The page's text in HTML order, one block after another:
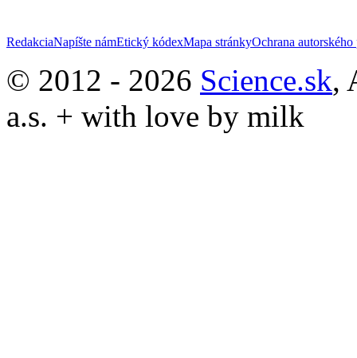
RedakciaNapíšte námEtický kódexMapa stránkyOchrana autorského
© 2012 - 2026 Science.sk,
a.s. + with love by milk